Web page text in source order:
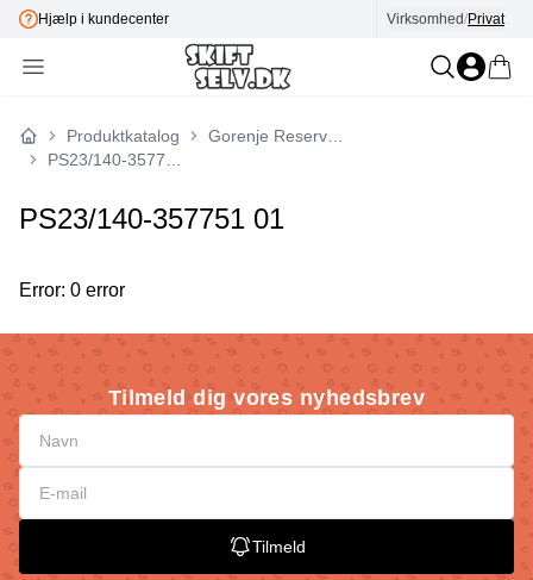
Hjælp i kundecenter E-mærket
Virksomhed/Privat
Forside
Produktkatalog
PS23/140-357751 01
Error: 0 error
Tilmeld dig vores nyhedsbrev
Tilmeld